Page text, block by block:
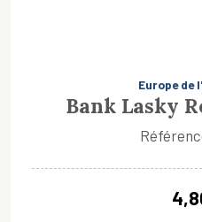
Europe de
Bank Lasky